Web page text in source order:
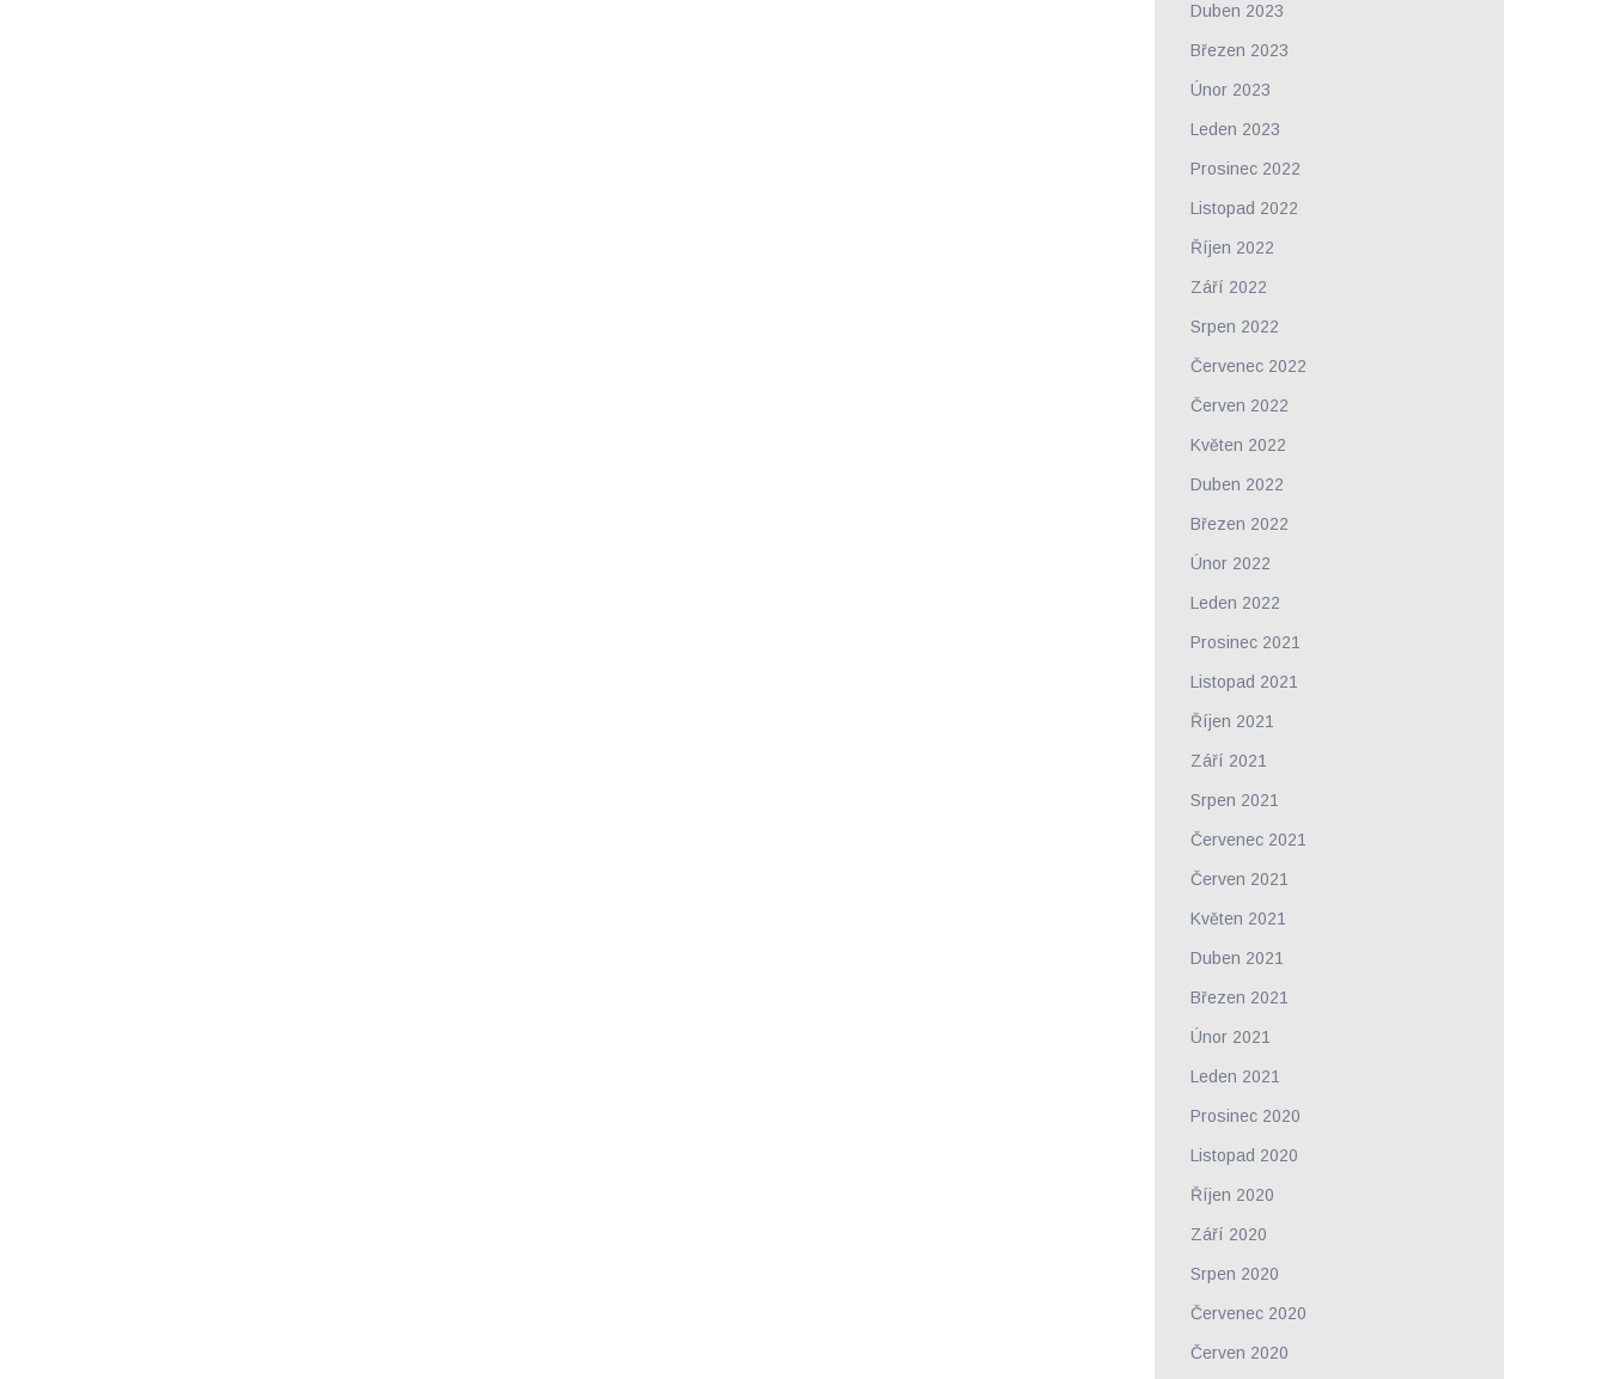
Duben 2023
Březen 2023
Únor 2023
Leden 2023
Prosinec 2022
Listopad 2022
Říjen 2022
Září 2022
Srpen 2022
Červenec 2022
Červen 2022
Květen 2022
Duben 2022
Březen 2022
Únor 2022
Leden 2022
Prosinec 2021
Listopad 2021
Říjen 2021
Září 2021
Srpen 2021
Červenec 2021
Červen 2021
Květen 2021
Duben 2021
Březen 2021
Únor 2021
Leden 2021
Prosinec 2020
Listopad 2020
Říjen 2020
Září 2020
Srpen 2020
Červenec 2020
Červen 2020